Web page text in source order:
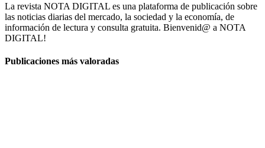
La revista NOTA DIGITAL es una plataforma de publicación sobre
las noticias diarias del mercado, la sociedad y la economía, de
información de lectura y consulta gratuita. Bienvenid@ a NOTA
DIGITAL!
Publicaciones más valoradas